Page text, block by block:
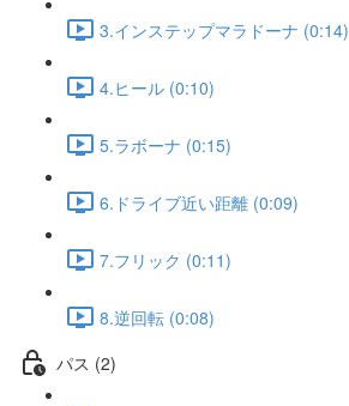
3.インステップマラドーナ (0:14)
4.ヒール (0:10)
5.ラボーナ (0:15)
6.ドライブ近い距離 (0:09)
7.フリック (0:11)
8.逆回転 (0:08)
パス (2)